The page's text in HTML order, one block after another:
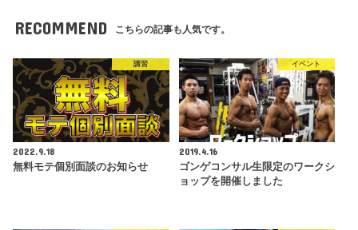
RECOMMEND こちらの記事も人気です。
講習
2022.9.18
無料モテ個別面談のお知らせ
イベント
2019.4.16
ゴンゲコンサル生限定のワークシ
ョップを開催しました